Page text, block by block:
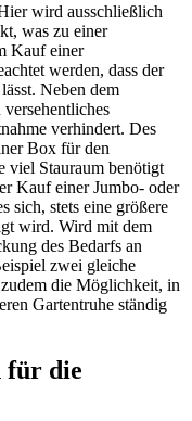
wird ausschließlich
was zu einer
Kauf einer
werden, dass der
Neben dem
verhindert. Des
Box für den
viel Stauraum benötigt
Kauf einer Jumbo- oder
sich, stets eine größere
wird. Wird mit dem
des Bedarfs an
zwei gleiche
die Möglichkeit, in
Gartentruhe ständig
für die